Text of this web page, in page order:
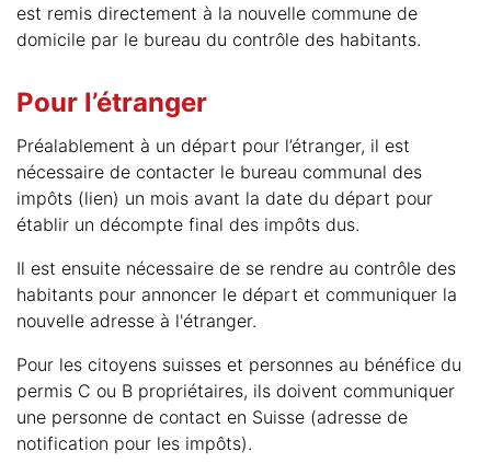
est remis directement à la nouvelle commune de
domicile par le bureau du contrôle des habitants.
Pour l’étranger
Préalablement à un départ pour l’étranger, il est
nécessaire de contacter le bureau communal des
impôts (lien) un mois avant la date du départ pour
établir un décompte final des impôts dus.
Il est ensuite nécessaire de se rendre au contrôle des
habitants pour annoncer le départ et communiquer la
nouvelle adresse à l'étranger.
Pour les citoyens suisses et personnes au bénéfice du
permis C ou B propriétaires, ils doivent communiquer
une personne de contact en Suisse (adresse de
notification pour les impôts).